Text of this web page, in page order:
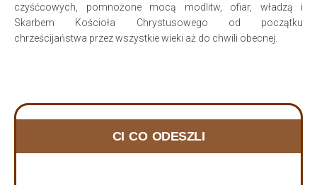
czyśćcowych, pomnożone mocą modlitw, ofiar, władzą i
Skarbem Kościoła Chrystusowego od początku
chrześcijaństwa przez wszystkie wieki aż do chwili obecnej.
10 lutego, 2025
CI CO ODESZLI